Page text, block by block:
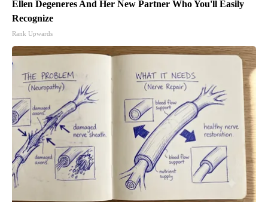
Ellen Degeneres And Her New Partner Who You'll Easily
Recognize
Rank Upwards